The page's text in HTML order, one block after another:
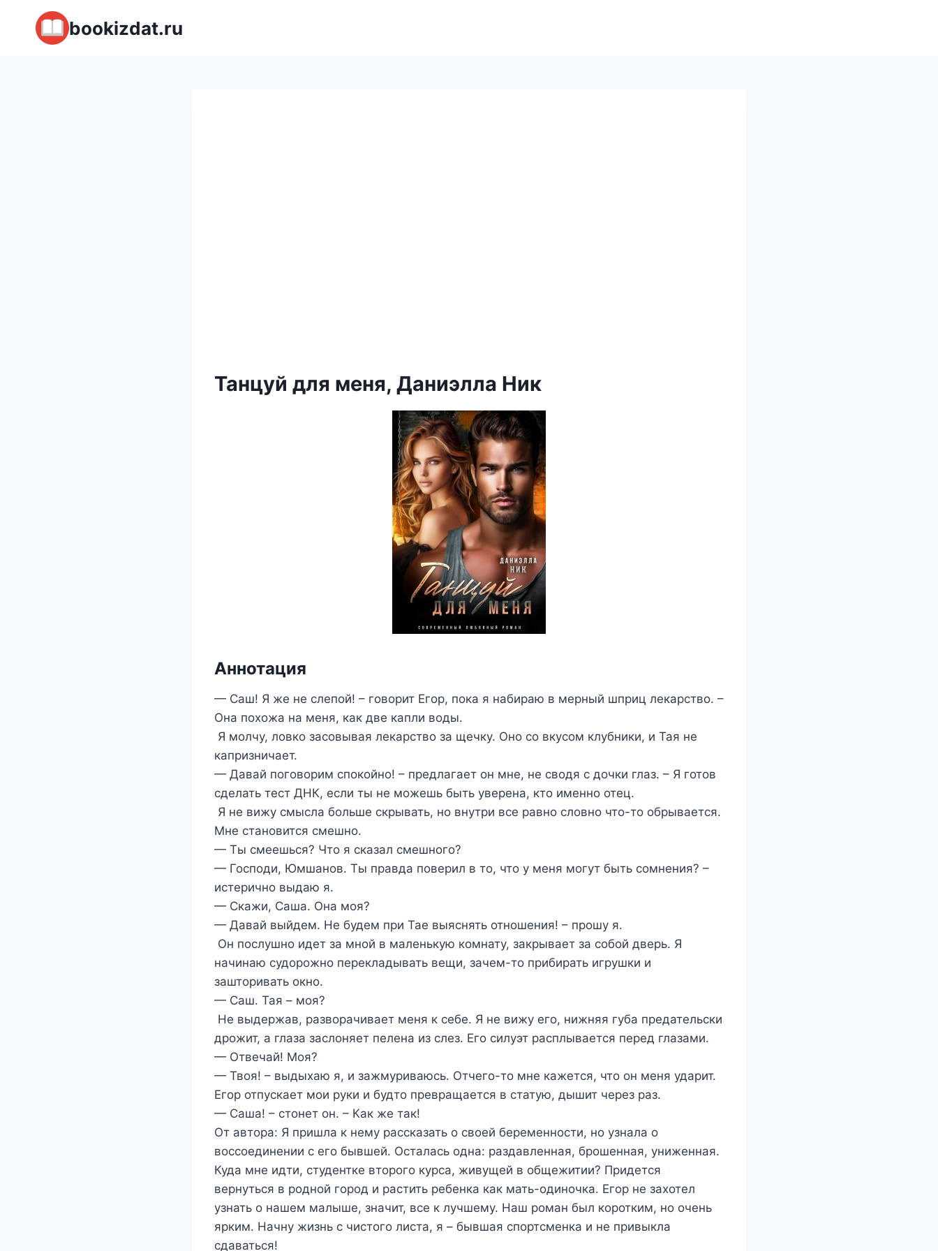
Перейти
содержимому
bookizdat.ru
Танцуй для меня, Даниэлла Ник
Аннотация
— Саш! Я же не слепой! – говорит Егор, пока я набираю в мерный шприц лекарство. –
Она похожа на меня, как две капли воды.
Я молчу, ловко засовывая лекарство за щечку. Оно со вкусом клубники, и Тая не
капризничает.
— Давай поговорим спокойно! – предлагает он мне, не сводя с дочки глаз. – Я готов
сделать тест ДНК, если ты не можешь быть уверена, кто именно отец.
Я не вижу смысла больше скрывать, но внутри все равно словно что-то обрывается.
Мне становится смешно.
— Ты смеешься? Что я сказал смешного?
— Господи, Юмшанов. Ты правда поверил в то, что у меня могут быть сомнения? –
истерично выдаю я.
— Скажи, Саша. Она моя?
— Давай выйдем. Не будем при Тае выяснять отношения! – прошу я.
Он послушно идет за мной в маленькую комнату, закрывает за собой дверь. Я
начинаю судорожно перекладывать вещи, зачем-то прибирать игрушки и
зашторивать окно.
— Саш. Тая – моя?
Не выдержав, разворачивает меня к себе. Я не вижу его, нижняя губа предательски
дрожит, а глаза заслоняет пелена из слез. Его силуэт расплывается перед глазами.
— Отвечай! Моя?
— Твоя! – выдыхаю я, и зажмуриваюсь. Отчего-то мне кажется, что он меня ударит.
Егор отпускает мои руки и будто превращается в статую, дышит через раз.
— Саша! – стонет он. – Как же так!
От автора: Я пришла к нему рассказать о своей беременности, но узнала о
воссоединении с его бывшей. Осталась одна: раздавленная, брошенная, униженная.
Куда мне идти, студентке второго курса, живущей в общежитии? Придется
вернуться в родной город и растить ребенка как мать-одиночка. Егор не захотел
узнать о нашем малыше, значит, все к лучшему. Наш роман был коротким, но очень
ярким. Начну жизнь с чистого листа, я – бывшая спортсменка и не привыкла
сдаваться!